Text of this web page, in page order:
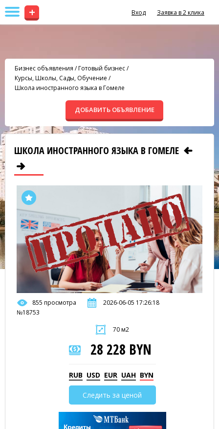
+ Вход Заявка в 2 клика
Бизнес объявления /Готовый бизнес/
Курсы, Школы, Сады, Обучение /
Школа иностранного языка в Гомеле
ДОБАВИТЬ ОБЪЯВЛЕНИЕ
ШКОЛА ИНОСТРАННОГО ЯЗЫКА В ГОМЕЛЕ
855 просмотра
2026-06-05 17:26:18
№18753
70 м2
28 228 BYN
RUB USD EUR UAH BYN
Следить за ценой